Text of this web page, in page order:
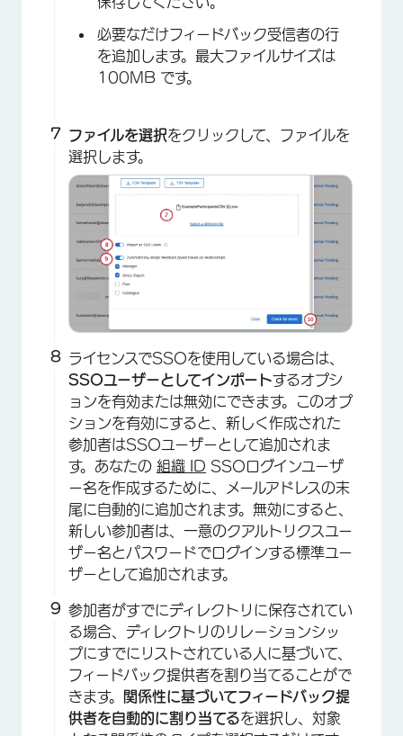
×
必要なだけフィードバック受信者の行
を追加します。最大ファイルサイズは
100MB です。
ファイルを選択をクリックして、ファイルを
選択します。
ライセンスでSSOを使用している場合は、
SSOユーザーとしてインポートするオプシ
ョンを有効または無効にできます。
このオプ
ションを有効にすると、新しく作成された
参加者はSSOユーザーとして追加されま
す。あなたの 組織 ID SSOログインユーザ
ー名を作成するために、メールアドレスの末
尾に自動的に追加されます。無効にすると、
新しい参加者は、一意のクアルトリクスユー
ザー名とパスワードでログインする標準ユー
ザーとして追加されます。
参加者がすでにディレクトリに保存されてい
る場合、ディレクトリのリレーションシッ
プにすでにリストされている人に基づいて、
フィードバック提供者を割り当てることがで
きます。
関係性に基づいてフィードバック提
供者を自動的に割り当てるを選択し、対象